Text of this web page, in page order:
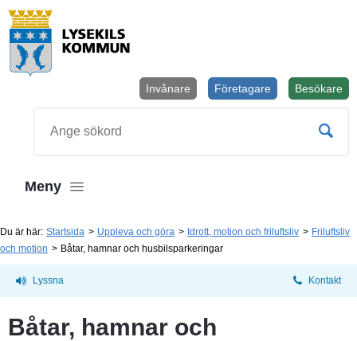
Besökare
Företagare
Invånare
Meny
Du är här: Startsida Uppleva och göra Idrott, motion och friluftsliv
Friluftsliv
och motion
Båtar, hamnar och husbilsparkeringar
Lyssna Kontakt
Båtar, hamnar och